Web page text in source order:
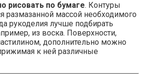
рисовать по бумаге. Контуры
размазанной массой необходимого
рукоделия лучше подбирать
из воска. Поверхности,
дополнительно можно
к ней различные